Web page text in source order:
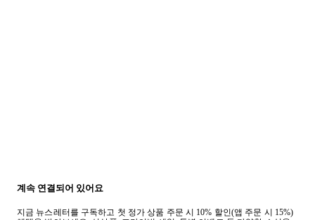
계속 연결되어 있어요
지금 뉴스레터를 구독하고 첫 정가 상품 주문 시 10% 할인(앱 주문 시 15%)